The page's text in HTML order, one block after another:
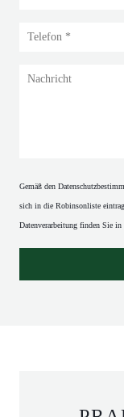
Gemäß den
sich in die Robinsonliste
Datenverarbeitung finden Sie in